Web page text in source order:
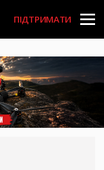
User
account
menu
ПІДТРИМАТИ